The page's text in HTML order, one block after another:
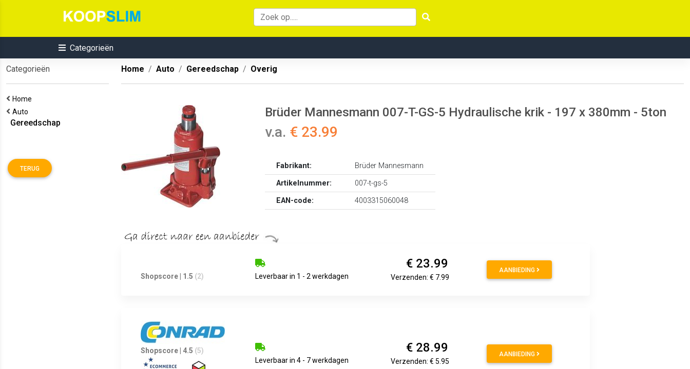
Categorieën
Categorieën
Home
Auto
Gereedschap
TERUG
Home Auto Gereedschap Overig
Brüder Mannesmann 007-T-GS-5 Hydraulische krik - 197 x 380mm - 5ton
v.a. € 23.99
Fabrikant:
Brüder Mannesmann
Artikelnummer:
007-t-gs-5
EAN-code:
4003315060048
Shopscore | 1.5 (2) Leverbaar in 1 - 2 werkdagen
€ 23.99
Verzenden: € 7.99
AANBIEDING
Shopscore | 4.5 (5)
Leverbaar in 4 - 7 werkdagen
€ 28.99
Verzenden: € 5.95
AANBIEDING